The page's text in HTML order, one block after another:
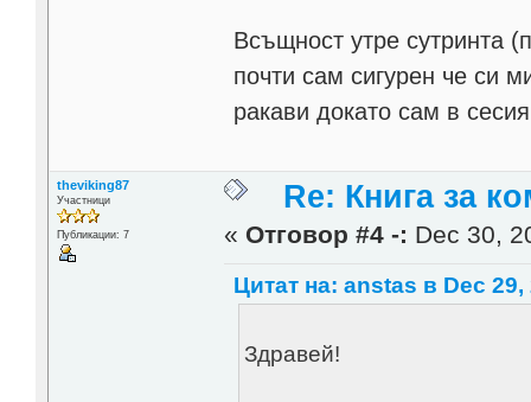
Всъщност утре сутринта
почти сам сигурен че си
ракави докато сам в
theviking87
Участници
Публикации: 7
Re: Книга за
« Отговор #4 -: Dec 30,
Цитат на: anstas в Dec 29,
Здравей!